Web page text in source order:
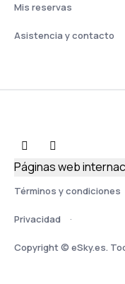
Mis reservas
Asistencia y contacto
Términos y condiciones
Privacidad
Copyright © eSky.es.
Páginas web